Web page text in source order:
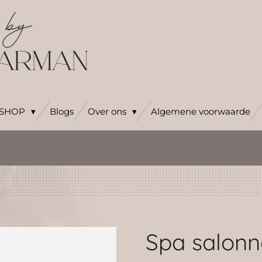
Blogs Over ons Algemene voorwaarde
Spa